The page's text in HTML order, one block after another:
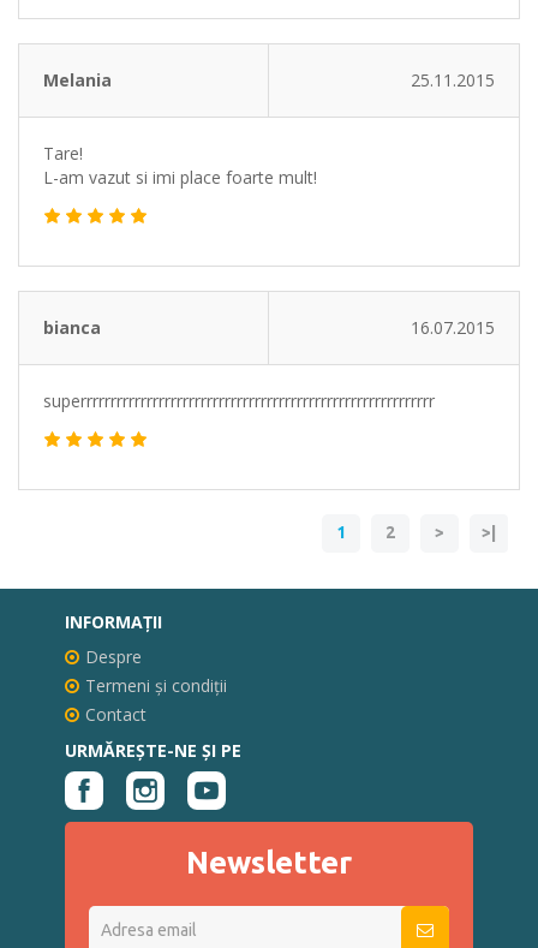
Melania 25.11.2015
Tare!
L-am vazut si imi place foarte mult!
bianca 16.07.2015
superrrrrrrrrrrrrrrrrrrrrrrrrrrrrrrrrrrrrrrrrrrrrrrrrrrrrrrrrrr
1 2 > >|
INFORMAŢII
Despre
Termeni și condiții
Contact
URMĂREȘTE-NE ȘI PE
Newsletter